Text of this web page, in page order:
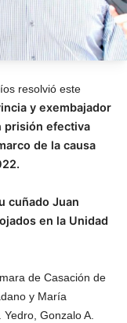
resolvió este
y exembajador
prisión efectiva
de la causa
cuñado Juan
en la Unidad
de Casación de
y María
Gonzalo A.